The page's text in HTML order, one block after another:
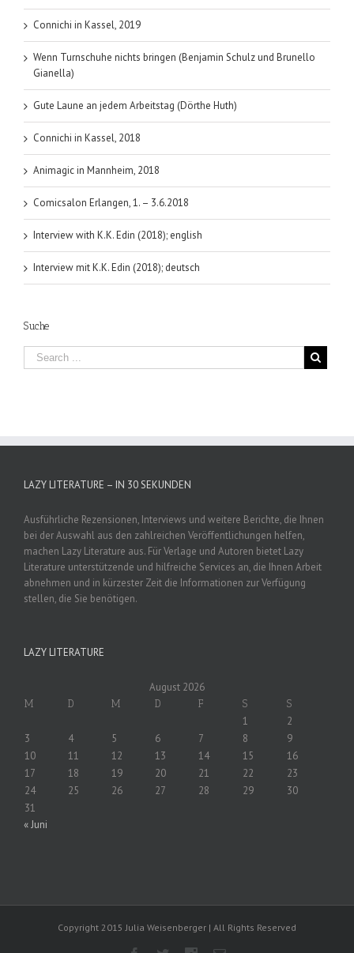
Connichi in Kassel, 2019
Wenn Turnschuhe nichts bringen (Benjamin Schulz und Brunello
Gianella)
Gute Laune an jedem Arbeitstag (Dörthe Huth)
Connichi in Kassel, 2018
Animagic in Mannheim, 2018
Comicsalon Erlangen, 1. – 3.6.2018
Interview with K.K. Edin (2018); english
Interview mit K.K. Edin (2018); deutsch
Suche
LAZY LITERATURE – IN 30 SEKUNDEN
Ausführliche Rezensionen, Interviews und weitere Berichte, die Ihnen
bei der Auswahl aus den zahlreichen Veröffentlichungen helfen,
machen Lazy Literature aus. Für Verlage und Autoren bietet Lazy
Literature unterstützende und hilfreiche Services an, die Ihnen Arbeit
abnehmen und in kürzester Zeit die Informationen zur Verfügung
stellen, die Sie benötigen.
LAZY LITERATURE
August 2026
M D M D F S S
1
2
3
4 5 6 7 8
9
10
11 12 13 14 15
16
17
18 19 20 21 22
23
24
25 26 27 28 29
30
31
« Juni
Copyright 2015 Julia Weisenberger | All Rights Reserved